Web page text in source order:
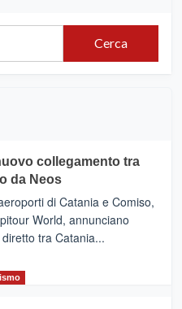
Cerca
collegamento tra
da Neos
di Catania e Comiso,
World, annunciano
tra Catania...